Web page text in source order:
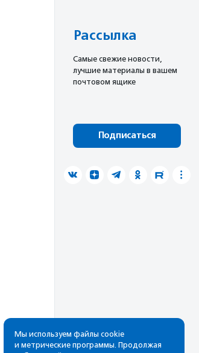
Рассылка
Cамые свежие новости,
лучшие материалы в вашем
почтовом ящике
Подписаться
Мы используем файлы cookie
и метрические программы. Продолжая